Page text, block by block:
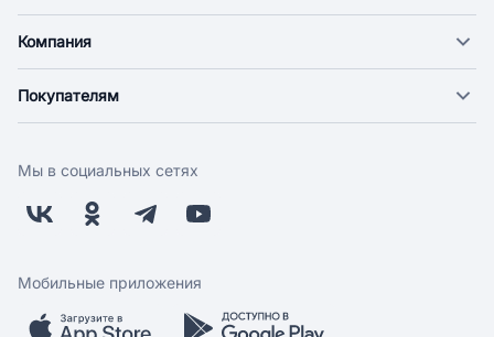
Компания
Новости
Поставщикам
Заводчикам
Обратная связь
Покупателям
Оплата
Бонусная программа
Скидки и акции
Мобильное приложение
Мы в социальных сетях
Мобильные приложения